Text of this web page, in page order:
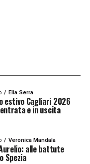
Elia Serra
estivo Cagliari 2026
e in uscita
Veronica Mandala
alle battute
Spezia